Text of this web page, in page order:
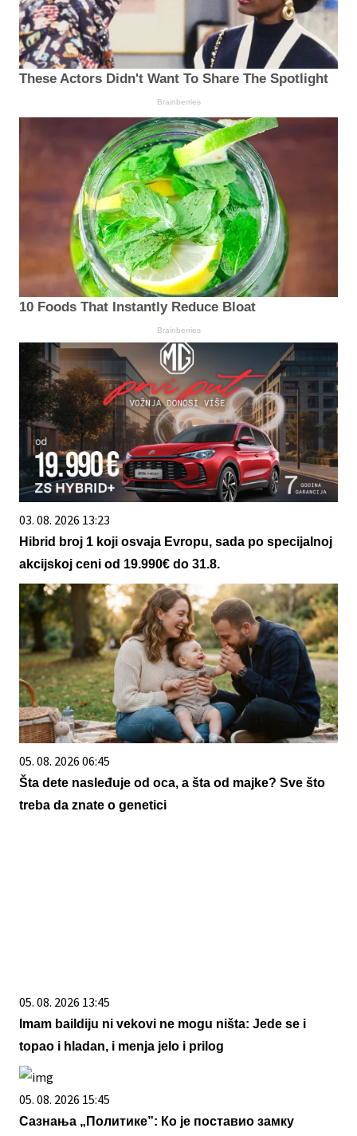
These Actors Didn't Want To Share The Spotlight
Brainberries
10 Foods That Instantly Reduce Bloat
Brainberries
03. 08. 2026 13:23
Hibrid broj 1 koji osvaja Evropu, sada po specijalnoj
akcijskoj ceni od 19.990€ do 31.8.
05. 08. 2026 06:45
Šta dete nasleđuje od oca, a šta od majke? Sve što
treba da znate o genetici
05. 08. 2026 13:45
Imam baildiju ni vekovi ne mogu ništa: Jede se i
topao i hladan, i menja jelo i prilog
05. 08. 2026 15:45
Сазнања „Политике”: Ко је поставио замку